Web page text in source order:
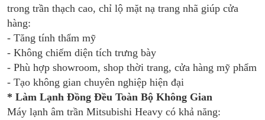
trong trần thạch cao, chỉ lộ mặt nạ trang nhã giúp cửa
hàng:
- Tăng tính thẩm mỹ
- Không chiếm diện tích trưng bày
- Phù hợp showroom, shop thời trang, cửa hàng mỹ phẩm
- Tạo không gian chuyên nghiệp hiện đại
* Làm Lạnh Đồng Đều Toàn Bộ Không Gian
Máy lạnh âm trần Mitsubishi Heavy có khả năng: